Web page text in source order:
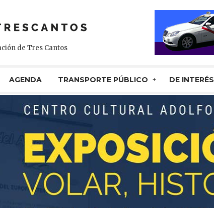
de Tres Cantos
AGENDA TRANSPORTE PÚBLICO DE INTERÉS